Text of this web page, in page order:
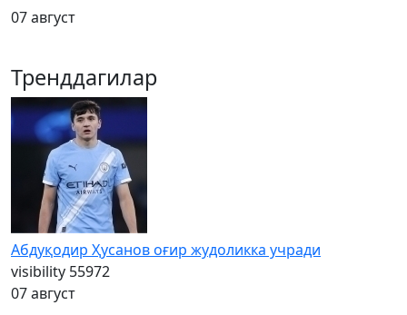
07 август
Тренддагилар
Абдуқодир Ҳусанов оғир жудоликка учради
visibility 55972
07 август